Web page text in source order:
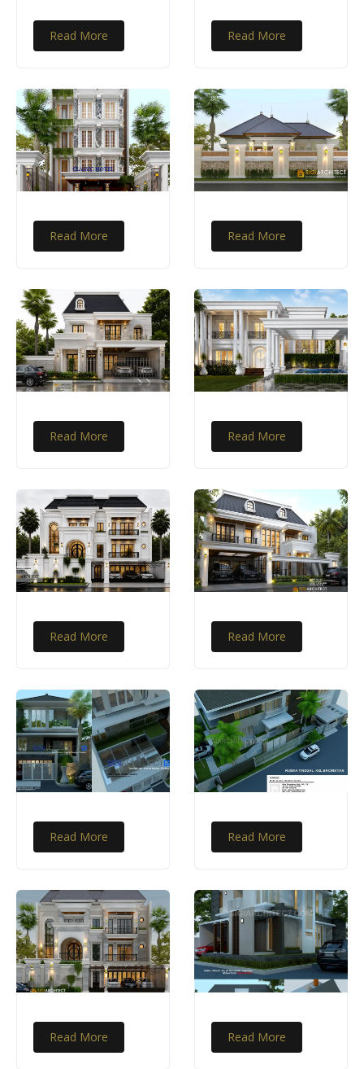
Read More Read More
Read More Read More
Read More Read More
Read More Read More
Read More Read More
Read More Read More